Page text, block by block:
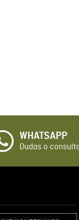
WHATSAPP
Dudas o